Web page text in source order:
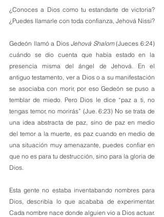
¿Conoces a Dios como tu estandarte de victoria?
¿Puedes llamarle con toda confianza, Jehová Nissi?
Gedeón llamó a Dios Jehová Shalom (Jueces 6:24)
cuándo se dio cuenta que había estado en la
presencia misma del ángel de Jehová. En el
antiguo testamento, ver a Dios o a su manifestación
se asociaba con morir, por eso Gedeón se puso a
temblar de miedo. Pero Dios le dice “paz a ti, no
tengas temor, no morirás” (Jue. 6:23) No se trata de
una idea abstracta de paz, sino de paz en medio
del temor a la muerte, es paz cuando en medio de
una situación muy amenazante, puedes confiar en
que no es para tu destrucción, sino para la gloria de
Dios.
Esta gente no estaba inventabando nombres para
Dios, describía lo que acababa de experimentar.
Cada nombre nace donde alguien vio a Dios actuar.